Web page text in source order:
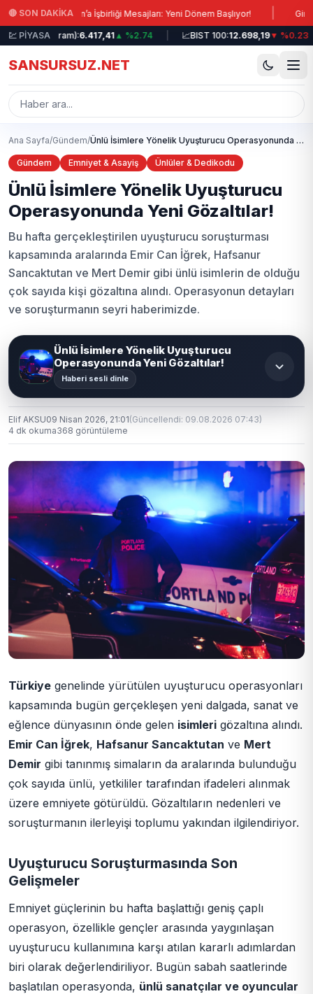
Ana içeriğe atla
🔴 SON DAKİKA
İran’a İşbirliği Mesajları: Yeni Dönem Başlıyor! | Giresun Sekü
💹 PİYASA
Altın (Gram): 6.417,41▲ %2.74 | BIST 100:12.698,19▼ %0.23 |
SANSURSUZ.NET
Ana Sayfa/Gündem/ Ünlü İsimlere Yönelik Uyuşturucu Operasyonunda Yeni Gözaltılar!
Gündem Emniyet & Asayiş Ünlüler & Dedikodu
Ünlü İsimlere Yönelik Uyuşturucu
Operasyonunda Yeni Gözaltılar!
Bu hafta gerçekleştirilen uyuşturucu soruşturması
kapsamında aralarında Emir Can İğrek, Hafsanur
Sancaktutan ve Mert Demir gibi ünlü isimlerin de olduğu
çok sayıda kişi gözaltına alındı. Operasyonun detayları
ve soruşturmanın seyri haberimizde.
Ünlü İsimlere Yönelik Uyuşturucu
Operasyonunda Yeni Gözaltılar!
Haberi sesli dinle
Elif AKSU09 Nisan 2026, 21:01(Güncellendi: 09.08.2026 07:43)
4 dk okuma368 görüntüleme
Türkiye genelinde yürütülen uyuşturucu operasyonları
kapsamında bugün gerçekleşen yeni dalgada, sanat ve
eğlence dünyasının önde gelen isimleri gözaltına alındı.
Emir Can İğrek, Hafsanur Sancaktutan ve Mert
Demir gibi tanınmış simaların da aralarında bulunduğu
çok sayıda ünlü, yetkililer tarafından ifadeleri alınmak
üzere emniyete götürüldü. Gözaltıların nedenleri ve
soruşturmanın ilerleyişi toplumu yakından ilgilendiriyor.
Uyuşturucu Soruşturmasında Son
Gelişmeler
Emniyet güçlerinin bu hafta başlattığı geniş çaplı
operasyon, özellikle gençler arasında yaygınlaşan
uyuşturucu kullanımına karşı atılan kararlı adımlardan
biri olarak değerlendiriliyor. Bugün sabah saatlerinde
başlatılan operasyonda, ünlü sanatçılar ve oyuncular